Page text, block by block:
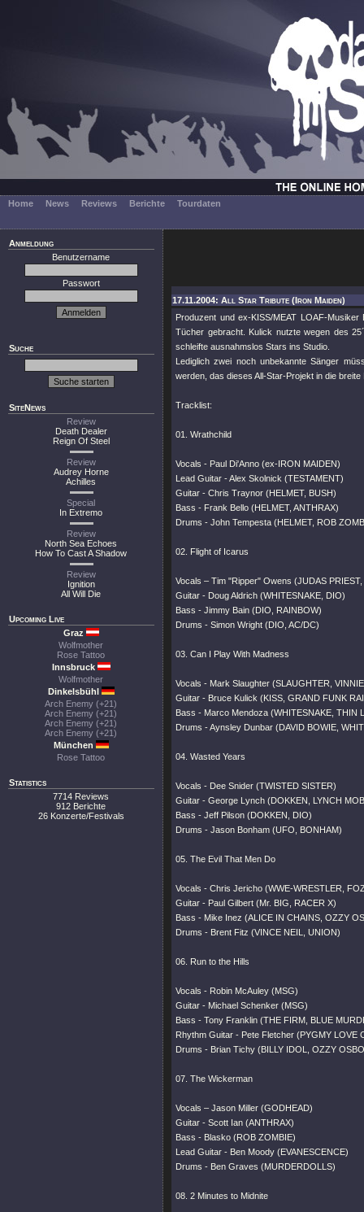
Home News Reviews Berichte Tourdaten
Anmeldung
Benutzername
Passwort
Suche
SiteNews
Review
Death Dealer
Reign Of Steel
Review
Audrey Horne
Achilles
Special
In Extremo
Review
North Sea Echoes
How To Cast A Shadow
Review
Ignition
All Will Die
Upcoming Live
Graz
Wolfmother
Rose Tattoo
Innsbruck
Wolfmother
Dinkelsbühl
Arch Enemy (+21)
Arch Enemy (+21)
Arch Enemy (+21)
Arch Enemy (+21)
München
Rose Tattoo
Statistics
7714 Reviews
912 Berichte
26 Konzerte/Festivals
17.11.2004: All Star Tribute (Iron Maiden)
Produzent und ex-KISS/MEAT LOAF-
Tücher gebracht. Kulick nutzte wegen des
schleifte ausnahmslos Stars ins Studio.
Lediglich zwei noch unbekannte Sänger
werden, das dieses All-Star-Projekt in die
Tracklist:
01. Wrathchild
Vocals - Paul Di'Anno (ex-IRON MAIDEN)
Lead Guitar - Alex Skolnick (TESTAMENT)
Guitar - Chris Traynor (HELMET, BUSH)
Bass - Frank Bello (HELMET, ANTHRAX)
Drums - John Tempesta (HELMET, ROB
02. Flight of Icarus
Vocals – Tim "Ripper" Owens (JUDAS
Guitar - Doug Aldrich (WHITESNAKE, DIO)
Bass - Jimmy Bain (DIO, RAINBOW)
Drums - Simon Wright (DIO, AC/DC)
03. Can I Play With Madness
Vocals - Mark Slaughter (SLAUGHTER,
Guitar - Bruce Kulick (KISS, GRAND FUNK
Bass - Marco Mendoza (WHITESNAKE, THIN
Drums - Aynsley Dunbar (DAVID BOWIE,
04. Wasted Years
Vocals - Dee Snider (TWISTED SISTER)
Guitar - George Lynch (DOKKEN, LYNCH
Bass - Jeff Pilson (DOKKEN, DIO)
Drums - Jason Bonham (UFO, BONHAM)
05. The Evil That Men Do
Vocals - Chris Jericho (WWE-WRESTLER,
Guitar - Paul Gilbert (Mr. BIG, RACER X)
Bass - Mike Inez (ALICE IN CHAINS, OZZY
Drums - Brent Fitz (VINCE NEIL, UNION)
06. Run to the Hills
Vocals - Robin McAuley (MSG)
Guitar - Michael Schenker (MSG)
Bass - Tony Franklin (THE FIRM, BLUE
Rhythm Guitar - Pete Fletcher (PYGMY LOVE
Drums - Brian Tichy (BILLY IDOL, OZZY
07. The Wickerman
Vocals – Jason Miller (GODHEAD)
Guitar - Scott Ian (ANTHRAX)
Bass - Blasko (ROB ZOMBIE)
Lead Guitar - Ben Moody (EVANESCENCE)
Drums - Ben Graves (MURDERDOLLS)
08. 2 Minutes to Midnite